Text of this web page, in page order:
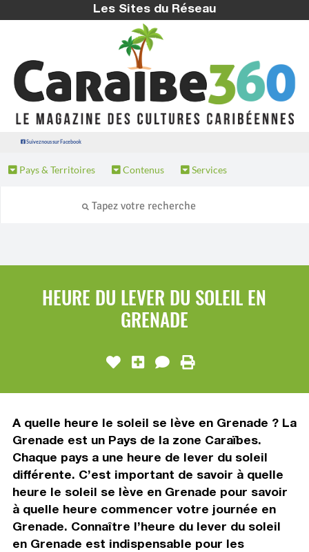
Les Sites du Réseau
Suivez nous sur Facebook
Pays & Territoires Contenus Services
HEURE DU LEVER DU SOLEIL EN
GRENADE
A quelle heure le soleil se lève en Grenade ? La
Grenade est un Pays de la zone Caraïbes.
Chaque pays a une heure de lever du soleil
différente. C’est important de savoir à quelle
heure le soleil se lève en Grenade pour savoir
à quelle heure commencer votre journée en
Grenade. Connaître l’heure du lever du soleil
en Grenade est indispensable pour les